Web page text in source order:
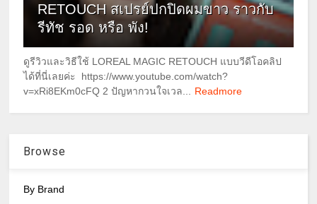
RETOUCH สเปรย์ปกปิดผมขาว ราวกับ
รีทัช รอด หรือ พัง!
ดูรีวิวและวิธีใช้ LOREAL MAGIC RETOUCH แบบวีดีโอคลิป
ได้ที่นี่เลยค่ะ https://www.youtube.com/watch?
v=xRi8EKm0cFQ 2 ปัญหากวนใจเวล... Readmore
Browse
By Brand